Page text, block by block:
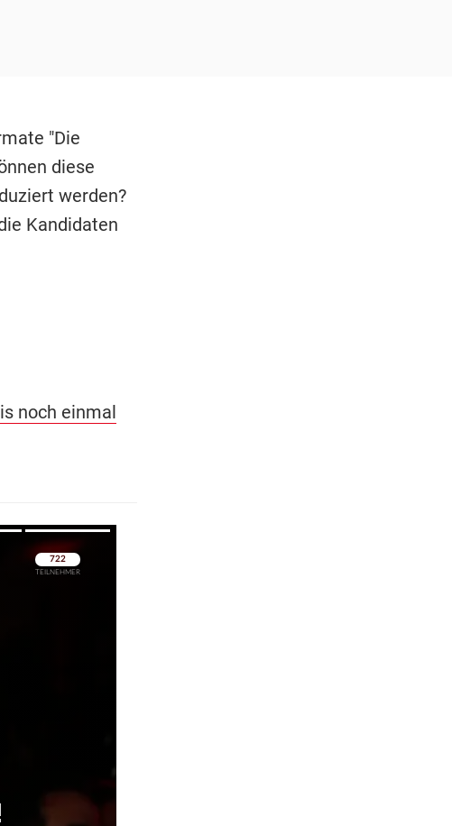
"Die
diese
werden?
Kandidaten
noch einmal
Überspringen